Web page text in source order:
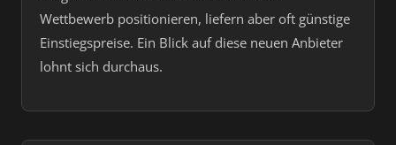
Wettbewerb positionieren, liefern aber oft günstige
Einstiegspreise. Ein Blick auf diese neuen Anbieter
lohnt sich durchaus.